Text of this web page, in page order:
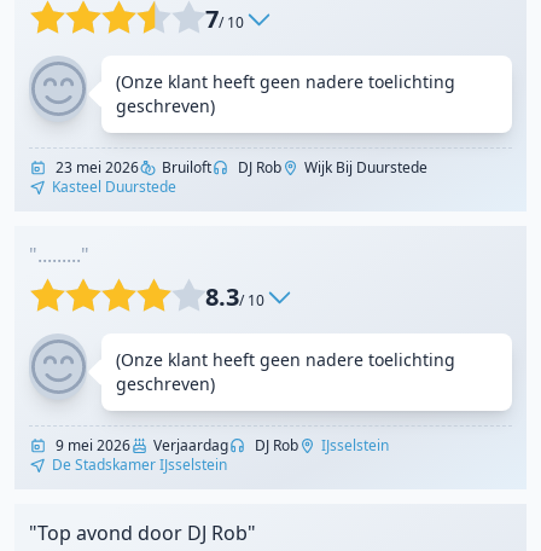
7/ 10
(Onze klant heeft geen nadere toelichting
geschreven)
23 mei 2026 Bruiloft DJ Rob
Wijk Bij Duurstede
Kasteel Duurstede
"........."
8.3/ 10
(Onze klant heeft geen nadere toelichting
geschreven)
9 mei 2026 Verjaardag DJ Rob
IJsselstein
De Stadskamer IJsselstein
"Top avond door DJ Rob"